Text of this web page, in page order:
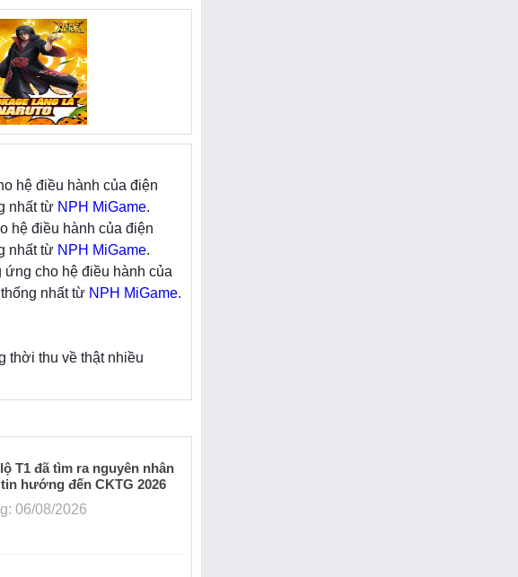
quyết định lối đánh thế
yếu tố liên quan như kích
thức qua lại giữa các
Tướng của game Anime
sẽ chia làm 5 Hệ gồm
Tinh Thần, Trí Tuệ khắc
đủ số tướng của Hệ sẽ có
đảm bảo mang lại những
như cảm giác ngồi xem
đó mỗi Tướng còn được
Trang bị và nhiều bậc Đột
đẹp mắt.
hẹn mang đến những
kém phần hấp dẫn. Cứ
Giải đấu, Bang chiến
– Tầng tháp khó nhằn mà
hệ điều hành của điện
nhất từ NPH MiGame.
hệ điều hành của điện
nhất từ NPH MiGame.
cho hệ điều hành của
nhất từ NPH MiGame.
thời thu về thật nhiều
T1 đã tìm ra nguyên nhân
hướng đến CKTG 2026
06/08/2026